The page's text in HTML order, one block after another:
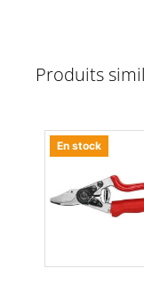
Produits
En stock